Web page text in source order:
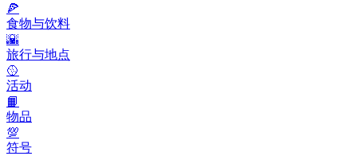
🍕
食物与饮料
🌇
旅行与地点
🥎
活动
📙
物品
💯
符号